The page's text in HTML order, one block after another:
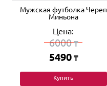
Мужская футболка Череп
Миньона
Цена:
6000₸
5490 ₸
Купить